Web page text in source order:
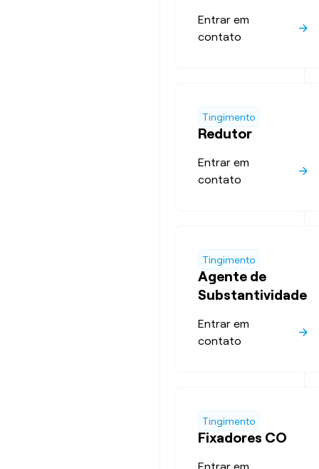
Entrar em
contato
Tingimento
Redutor
Entrar em
contato
Tingimento
Agente de
Substantividade
Entrar em
contato
Tingimento
Fixadores CO
Entrar em